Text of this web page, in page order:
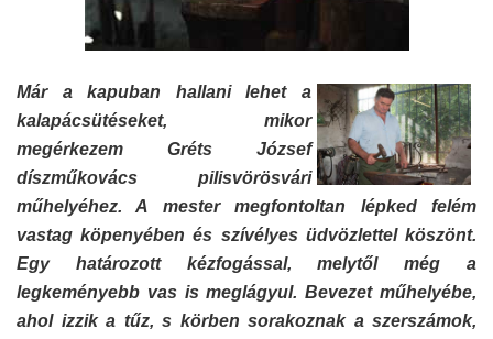
Már a kapuban hallani lehet a
kalapácsütéseket, mikor
megérkezem Gréts József
díszműkovács pilisvörösvári
műhelyéhez. A mester megfontoltan lépked felém
vastag köpenyében és szívélyes üdvözlettel köszönt.
Egy határozott kézfogással, melytől még a
legkeményebb vas is meglágyul. Bevezet műhelyébe,
ahol izzik a tűz, s körben sorakoznak a szerszámok,